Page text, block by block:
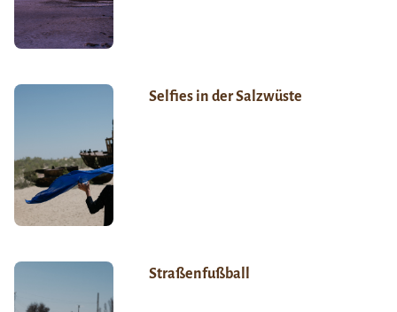
Selfies in der Salzwüste
Straßenfußball